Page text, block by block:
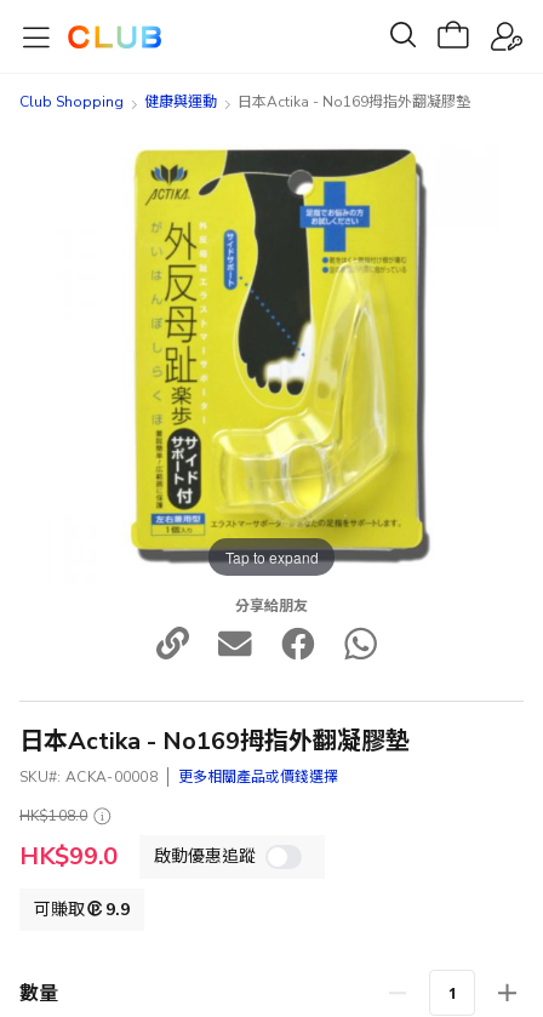
Club Shopping 健康與運動 日本Actika - No169拇指外翻凝膠墊
Tap to expand
分享給朋友
日本Actika - No169拇指外翻凝膠墊
SKU ACKA-00008
更多相關產品或價錢選擇
HK$108.0
特
殊
HK$99.0 啟動優惠追蹤
可賺取 9.9
數量